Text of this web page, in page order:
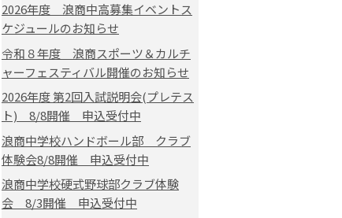
2026年度 浪商中高募集イベントス
ケジュールのお知らせ
令和８年度 浪商スポーツ＆カルチ
ャーフェスティバル開催のお知らせ
2026年度 第2回入試説明会(プレテス
ト) 8/8開催 申込受付中
浪商中学校ハンドボール部 クラブ
体験会8/8開催 申込受付中
浪商中学校硬式野球部クラブ体験
会 8/3開催 申込受付中